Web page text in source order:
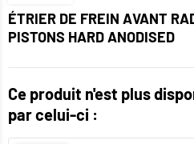
ÉTRIER DE FREIN AVANT
PISTONS HARD ANODISED
Ce produit n'est plus
par celui-ci :